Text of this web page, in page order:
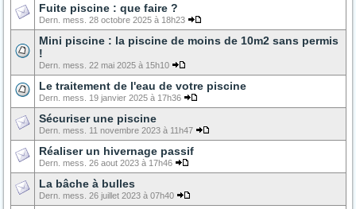
Fuite piscine : que faire ?
Dern. mess. 28 octobre 2025 à 18h23
Mini piscine : la piscine de moins de 10m2 sans permis
!
Dern. mess. 22 mai 2025 à 15h10
Le traitement de l'eau de votre piscine
Dern. mess. 19 janvier 2025 à 17h36
Sécuriser une piscine
Dern. mess. 11 novembre 2023 à 11h47
Réaliser un hivernage passif
Dern. mess. 26 aout 2023 à 17h46
La bâche à bulles
Dern. mess. 26 juillet 2023 à 07h40